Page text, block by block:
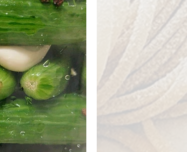
טבעוני סלטים